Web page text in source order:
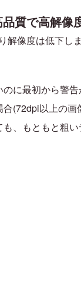
質で高解像
解像度は低下し
に最初から警
(72dpi以上の画
、もともと粗